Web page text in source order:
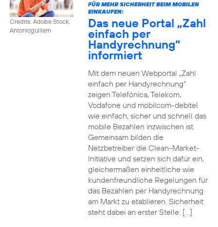
Credits: Adobe Stock,
Antonioguillem
FÜR MEHR SICHERHEIT BEIM MOBILEN
EINKAUFEN:
Das neue Portal „Zahl
einfach per
Handyrechnung“
informiert
Mit dem neuen Webportal „Zahl
einfach per Handyrechnung“
zeigen Telefónica, Telekom,
Vodafone und mobilcom-debitel
wie einfach, sicher und schnell das
mobile Bezahlen inzwischen ist.
Gemeinsam bilden die
Netzbetreiber die Clean-Market-
Initiative und setzen sich dafür ein,
gleichermaßen einheitliche wie
kundenfreundliche Regelungen für
das Bezahlen per Handyrechnung
am Markt zu etablieren. Sicherheit
steht dabei an erster Stelle: […]